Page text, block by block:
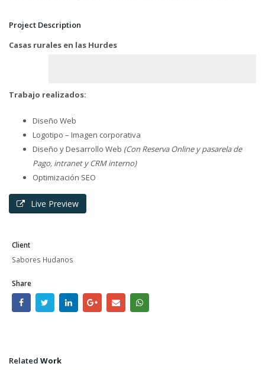
Project Description
Casas rurales en las Hurdes
Trabajo realizados:
Diseño Web
Logotipo – Imagen corporativa
Diseño y Desarrollo Web (Con Reserva Online y pasarela de
Pago, intranet y CRM interno)
Optimización SEO
Live Preview
Client
Sabores Hudanos
Share
Related Work